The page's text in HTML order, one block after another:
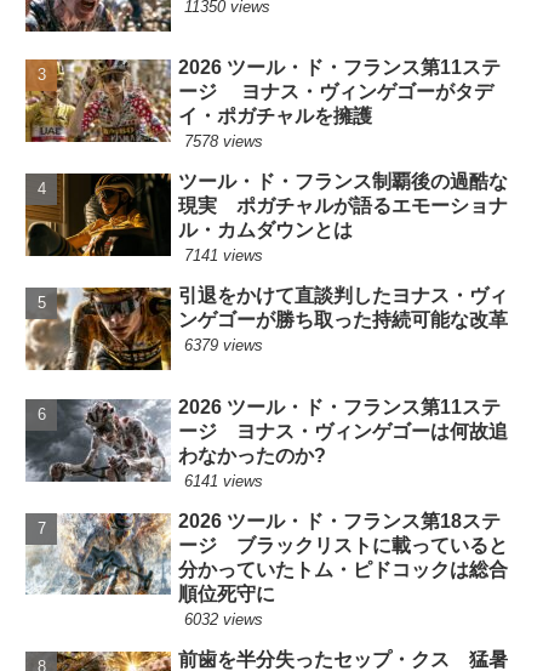
11350 views
2026 ツール・ド・フランス第11ステ
ージ ヨナス・ヴィンゲゴーがタデ
イ・ポガチャルを擁護
7578 views
ツール・ド・フランス制覇後の過酷な
現実 ポガチャルが語るエモーショナ
ル・カムダウンとは
7141 views
引退をかけて直談判したヨナス・ヴィ
ンゲゴーが勝ち取った持続可能な改革
6379 views
2026 ツール・ド・フランス第11ステ
ージ ヨナス・ヴィンゲゴーは何故追
わなかったのか?
6141 views
2026 ツール・ド・フランス第18ステ
ージ ブラックリストに載っていると
分かっていたトム・ピドコックは総合
順位死守に
6032 views
前歯を半分失ったセップ・クス 猛暑